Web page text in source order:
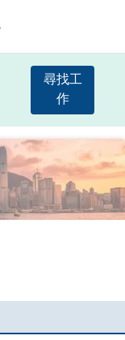
尋找工
作